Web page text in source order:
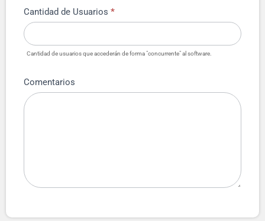
Cantidad de Usuarios *
Cantidad de usuarios que accederán de forma "concurrente" al software.
Comentarios